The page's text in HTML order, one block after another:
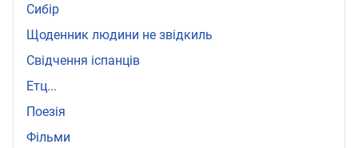
Сибір
Щоденник людини не звідкиль
Свідчення іспанців
Етц...
Поезія
Фільми